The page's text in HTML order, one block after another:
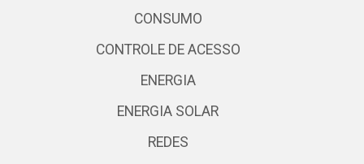
CONSUMO
CONTROLE DE ACESSO
ENERGIA
ENERGIA SOLAR
REDES